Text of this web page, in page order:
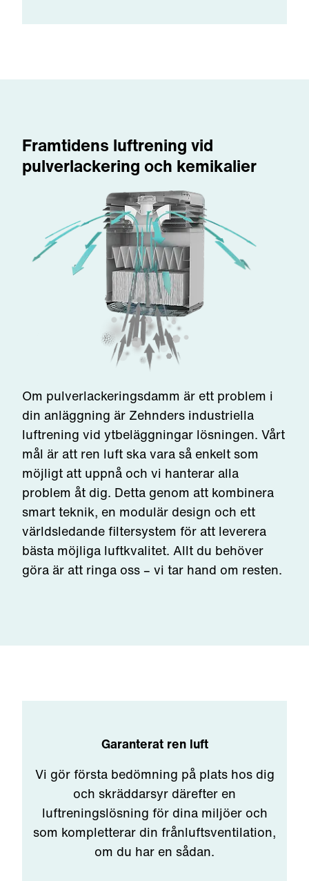
Om pulverlackeringsdamm är ett problem i
din anläggning är Zehnders industriella
luftrening vid ytbeläggningar lösningen. Vårt
mål är att ren luft ska vara så enkelt som
möjligt att uppnå och vi hanterar alla
problem åt dig. Detta genom att kombinera
smart teknik, en modulär design och ett
världsledande filtersystem för att leverera
bästa möjliga luftkvalitet. Allt du behöver
göra är att ringa oss – vi tar hand om resten.
Framtidens luftrening vid
pulverlackering och kemikalier
Garanterat ren luft
Vi gör första bedömning på plats hos dig
och skräddarsyr därefter en
luftreningslösning för dina miljöer och
som kompletterar din frånluftsventilation,
om du har en sådan.